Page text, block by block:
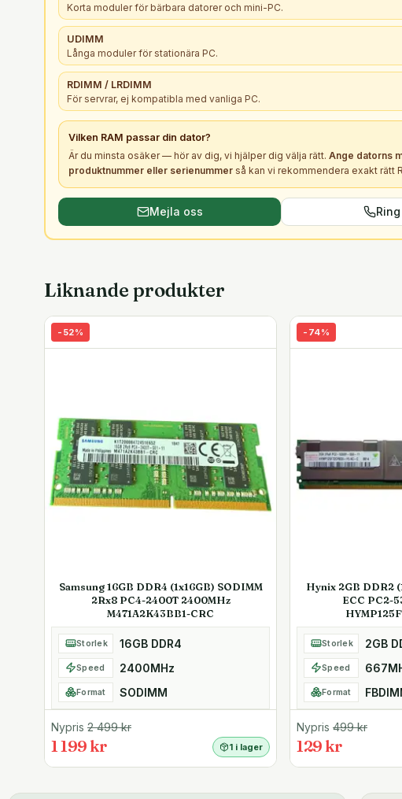
Korta moduler för bärbara datorer och mini-PC.
UDIMM
Långa moduler för stationära PC.
RDIMM / LRDIMM
För servrar, ej kompatibla med vanliga PC.
Vilken RAM passar din dator?
Är du minsta osäker — hör av dig, vi hjälper dig välja rätt. Ange datorns
produktnummer eller serienummer så kan vi rekommendera exakt rätt
Mejla oss
Liknande produkter
- 52%
Samsung 16GB DDR4 (1x16GB) SODIMM
2Rx8 PC4-2400T 2400MHz
M471A2K43BB1-CRC
Storlek 16GB DDR4
Speed 2400MHz
Format SODIMM
Nypris 2 499kr
1 199 kr 1 i lager
- 74%
Hynix 2GB DDR2
ECC PC2-
Storlek 2GB
Speed
Format
Nypris 499kr
129 kr